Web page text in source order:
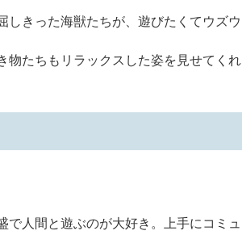
しきった海獣たちが、遊びたくてウズウ
物たちもリラックスした姿を見せてくれ
人間と遊ぶのが大好き。上手にコミュ